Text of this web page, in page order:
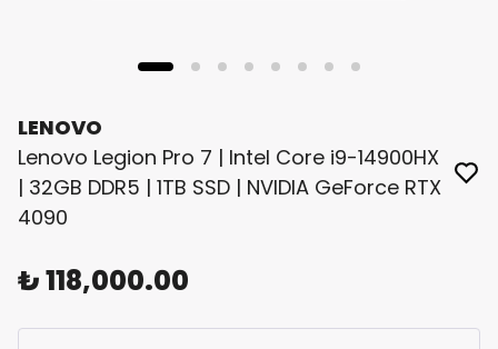
LENOVO
Lenovo Legion Pro 7 | Intel Core i9-14900HX
| 32GB DDR5 | 1TB SSD | NVIDIA GeForce RTX
4090
₺ 118,000.00